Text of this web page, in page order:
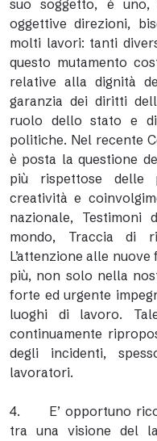
suo soggetto, è uno,
oggettive direzioni,
molti lavori: tanti
questo mutamento
relative alla dignità
garanzia dei diritti
ruolo dello stato e
politiche. Nel recente
è posta la questione
più rispettose delle
creatività e
nazionale, Testimoni
mondo, Traccia di
L’attenzione alle
più, non solo nella
forte ed urgente
luoghi di lavoro.
continuamente
degli incidenti,
lavoratori.
4. E’ opportuno
tra una visione del